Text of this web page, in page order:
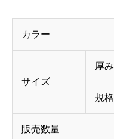
カラー
サイズ
厚み
規格
販売数量